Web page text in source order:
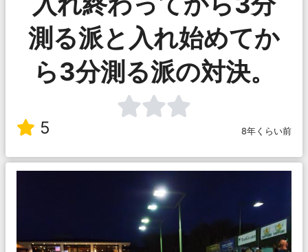
測る派と入れ始めてか
ら3分測る派の対決。
5 8年くらい前